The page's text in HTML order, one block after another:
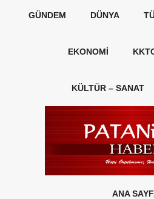
GÜNDEM DÜNYA
EKONOMI
KÜLTÜR – SANAT
ANA